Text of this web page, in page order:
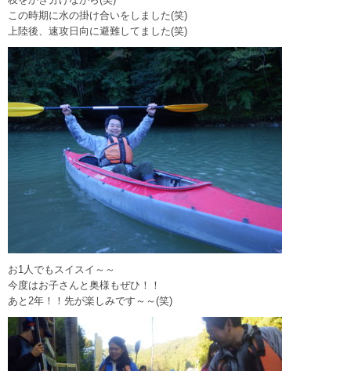
この時期に水の掛け合いをしました(笑)
上陸後、速攻日向に避難してました(笑)
お1人でもスイスイ～～
今度はお子さんと奥様もぜひ！！
あと2年！！先が楽しみです～～(笑)